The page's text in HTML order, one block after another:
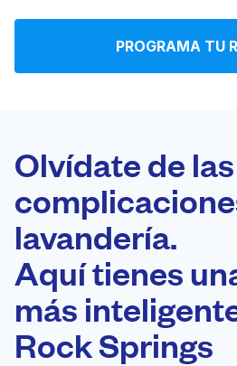
Iniciar sesión
United States ES
PROGRAMA TU
Olvídate de las
lavandería.
Aquí tienes
más
Rock Springs